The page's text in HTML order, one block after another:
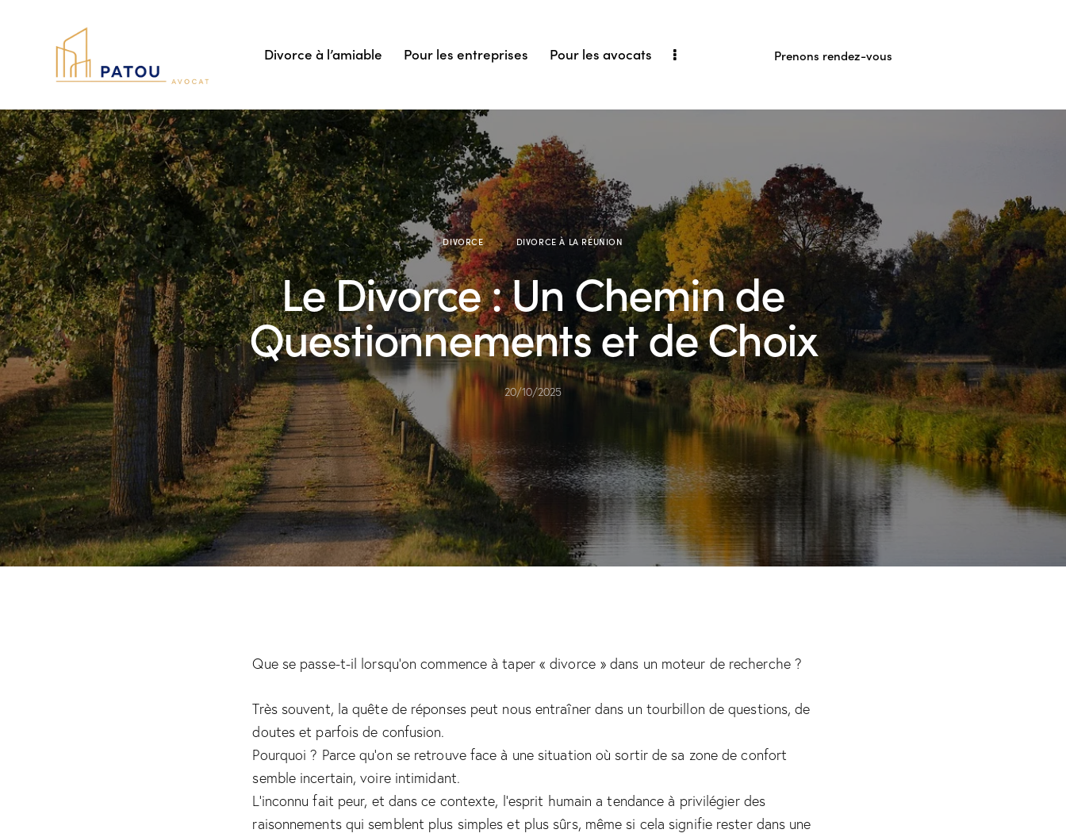
Divorce à l’amiable Pour les entreprises Pour les avocats Prenons rendez-vous
DIVORCE DIVORCE À LA RÉUNION
Le Divorce : Un Chemin de
Questionnements et de Choix
20/10/2025
Que se passe-t-il lorsqu’on commence à taper « divorce » dans un moteur de recherche ?
Très souvent, la quête de réponses peut nous entraîner dans un tourbillon de questions, de
doutes et parfois de confusion.
Pourquoi ? Parce qu’on se retrouve face à une situation où sortir de sa zone de confort
semble incertain, voire intimidant.
L’inconnu fait peur, et dans ce contexte, l’esprit humain a tendance à privilégier des
raisonnements qui semblent plus simples et plus sûrs, même si cela signifie rester dans une